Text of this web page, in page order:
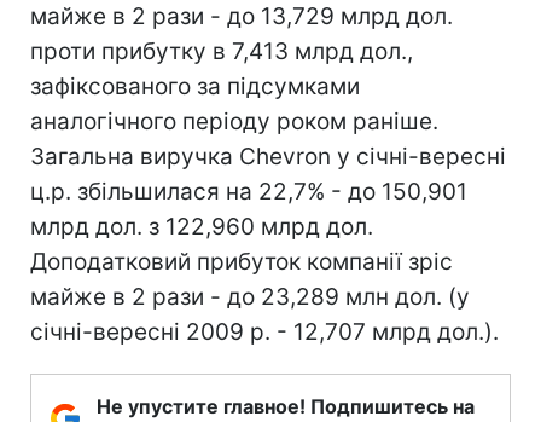
майже в 2 рази - до 13,729 млрд дол.
проти прибутку в 7,413 млрд дол.,
зафіксованого за підсумками
аналогічного періоду роком раніше.
Загальна виручка Chevron у січні-вересні
ц.р. збільшилася на 22,7% - до 150,901
млрд дол. з 122,960 млрд дол.
Доподатковий прибуток компанії зріс
майже в 2 рази - до 23,289 млн дол. (у
січні-вересні 2009 р. - 12,707 млрд дол.).
Не упустите главное! Подпишитесь на